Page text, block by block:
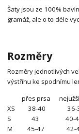
Šaty jsou ze 100%
gramáž, ale o to déle
Rozměry
Rozměry jednotlivých
výstřihu ke spodnímu
přes prsa
XS 38-40 36-
S 43 40-41
M 45-47 42-